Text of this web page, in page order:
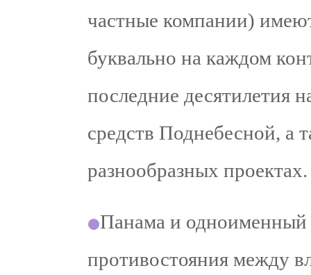
частные компании)
буквально на каждом
последние десятилетия
средств Поднебесной, а
разнообразных проектах.
Панама и одноименный
противостояния между